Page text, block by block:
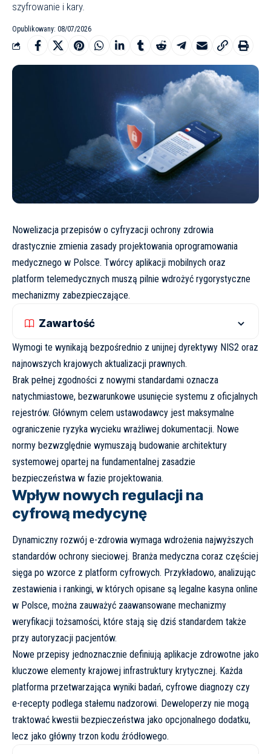
szyfrowanie i kary.
Opublikowany: 08/07/2026
Nowelizacja przepisów o cyfryzacji ochrony zdrowia
drastycznie zmienia zasady projektowania oprogramowania
medycznego w Polsce. Twórcy aplikacji mobilnych oraz
platform telemedycznych muszą pilnie wdrożyć rygorystyczne
mechanizmy zabezpieczające.
Zawartość
Wymogi te wynikają bezpośrednio z unijnej dyrektywy NIS2 oraz
najnowszych krajowych aktualizacji prawnych.
Brak pełnej zgodności z nowymi standardami oznacza
natychmiastowe, bezwarunkowe usunięcie systemu z oficjalnych
rejestrów. Głównym celem ustawodawcy jest maksymalne
ograniczenie ryzyka wycieku wrażliwej dokumentacji. Nowe
normy bezwzględnie wymuszają budowanie architektury
systemowej opartej na fundamentalnej zasadzie
bezpieczeństwa w fazie projektowania.
Wpływ nowych regulacji na
cyfrową medycynę
Dynamiczny rozwój e-zdrowia wymaga wdrożenia najwyższych
standardów ochrony sieciowej. Branża medyczna coraz częściej
sięga po wzorce z platform cyfrowych. Przykładowo, analizując
zestawienia i rankingi, w których opisane są legalne kasyna online
w Polsce, można zauważyć zaawansowane mechanizmy
weryfikacji tożsamości, które stają się dziś standardem także
przy autoryzacji pacjentów.
Nowe przepisy jednoznacznie definiują aplikacje zdrowotne jako
kluczowe elementy krajowej infrastruktury krytycznej. Każda
platforma przetwarzająca wyniki badań, cyfrowe diagnozy czy
e-recepty podlega stałemu nadzorowi. Deweloperzy nie mogą
traktować kwestii bezpieczeństwa jako opcjonalnego dodatku,
lecz jako główny trzon kodu źródłowego.